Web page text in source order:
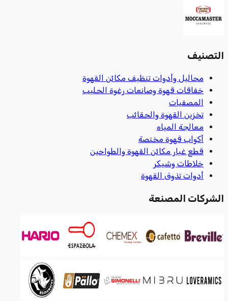
التصنيف
محاليل وأدوات تنظيف مكائن القهوة
خفاقات قهوة وصانعات رغوة الحليب
المصفيات
تخزين القهوة والحقائب
معالجة المياه
أكواب قهوة مختصة
قطع غيار مكائن القهوة والطواحين
خلاطات وشيكر
أدوات تذوق القهوة
الشركات المصنعة